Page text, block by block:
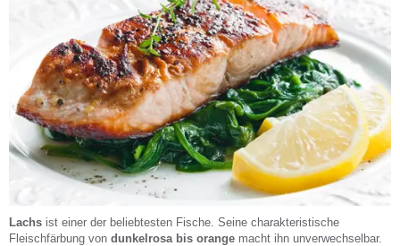
Lachs ist einer der beliebtesten Fische. Seine charakteristische
Fleischfärbung von dunkelrosa bis orange macht ihn unverwechselbar.